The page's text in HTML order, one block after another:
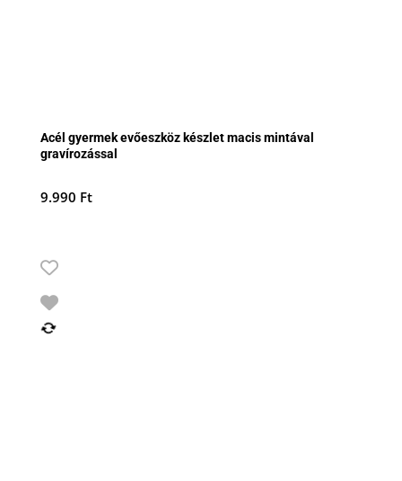
Acél gyermek evőeszköz készlet macis mintával
gravírozással
9.990 Ft